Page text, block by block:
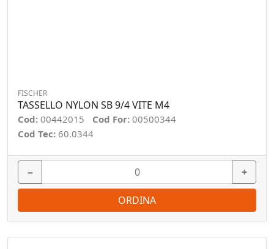
FISCHER
TASSELLO NYLON SB 9/4 VITE M4
Cod: 00442015 Cod For: 00500344
Cod Tec: 60.0344
− +
ORDINA